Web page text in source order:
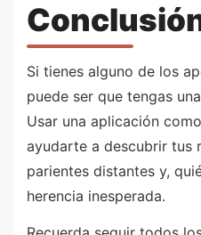
Si tienes alguno de los
puede ser que tengas
Usar una aplicación como
ayudarte a descubrir tus
parientes distantes y,
herencia inesperada.